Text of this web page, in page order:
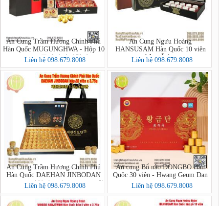
An Cung Trầm Hương Chính Phủ
Hàn Quốc MUGUNGHWA - Hộp 10
Viên (무궁화산삼사향단)
Liên hệ 098.679.8008
An Cung Ngưu Hoàng
HANSUSAM Hàn Quốc 10 viên
hộp gỗ đen
Liên hệ 098.679.8008
An Cung Trầm Hương Chính Phủ
Hàn Quốc DAEHAN JINBODAN
60 viên - 대한진보단 3.75g X 60환
Liên hệ 098.679.8008
An cung Bổ não DONGBO Hàn
Quốc 30 viên - Hwang Geum Dan
Liên hệ 098.679.8008